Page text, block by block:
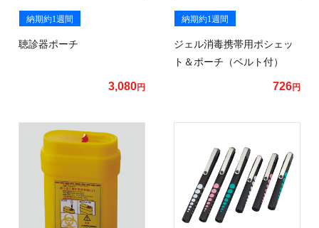
納期約1週間
聴診器ポーチ
3,080円
納期約1週間
ジェル消毒携帯用ポシェッ
ト＆ポーチ（ベルト付）
726円